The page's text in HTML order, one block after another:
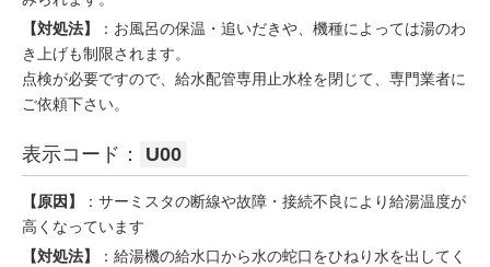
【対処法】
：お風呂の保温・追いだきや、機種によっては湯のわ
き上げも制限されます。
点検が必要ですので、給水配管専用止水栓を閉じて、専門業者に
ご依頼下さい。
表示コード： U00
【原因】
：サーミスタの断線や故障・接続不良により給湯温度が
高くなっています
【対処法】
：給湯機の給水口から水の蛇口をひねり水を出してく